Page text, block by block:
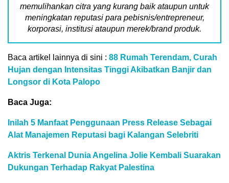
memulihankan citra yang kurang baik ataupun untuk
meningkatan reputasi para pebisnis/entrepreneur,
korporasi, institusi ataupun merek/brand produk.
Baca artikel lainnya di sini : 88 Rumah Terendam, Curah
Hujan dengan Intensitas Tinggi Akibatkan Banjir dan
Longsor di Kota Palopo
Baca Juga:
Inilah 5 Manfaat Penggunaan Press Release Sebagai
Alat Manajemen Reputasi bagi Kalangan Selebriti
Aktris Terkenal Dunia Angelina Jolie Kembali Suarakan
Dukungan Terhadap Rakyat Palestina